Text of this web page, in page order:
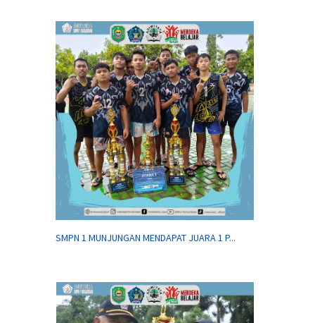
SMPN 1 MUNJUNGAN MENDAPAT JUARA 1 P...